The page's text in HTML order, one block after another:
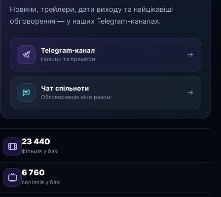
Новини, трейлери, дати виходу та найцікавіші
обговорення — у наших Telegram-каналах.
Telegram-канал
Новини та прем’єри
Чат спільноти
Обговорюємо кіно разом
23 440
фільмів у базі
6 760
серіалів у базі